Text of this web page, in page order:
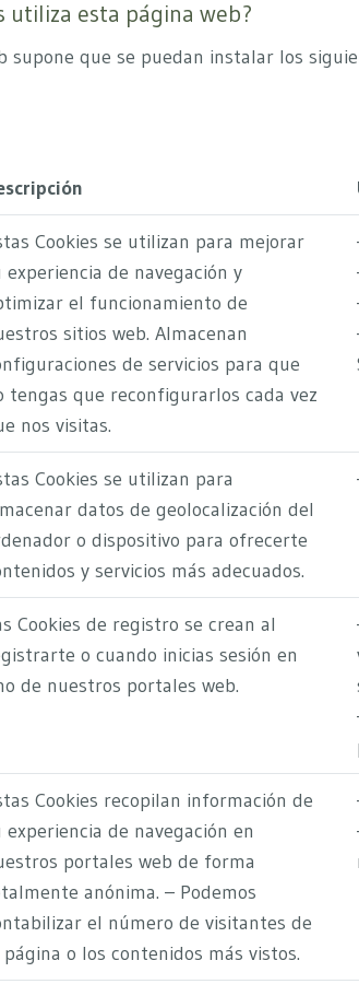
utiliza esta página web?
supone que se puedan instalar los
Cookies se utilizan para mejorar
experiencia de navegación y
el funcionamiento de
sitios web. Almacenan
de servicios para que
tengas que reconfigurarlos cada vez
nos visitas.
Cookies se utilizan para
datos de geolocalización del
o dispositivo para ofrecerte
y servicios más adecuados.
Cookies de registro se crean al
o cuando inicias sesión en
de nuestros portales web.
Cookies recopilan información de
experiencia de navegación en
portales web de forma
anónima. – Podemos
el número de visitantes de
página o los contenidos más vistos.